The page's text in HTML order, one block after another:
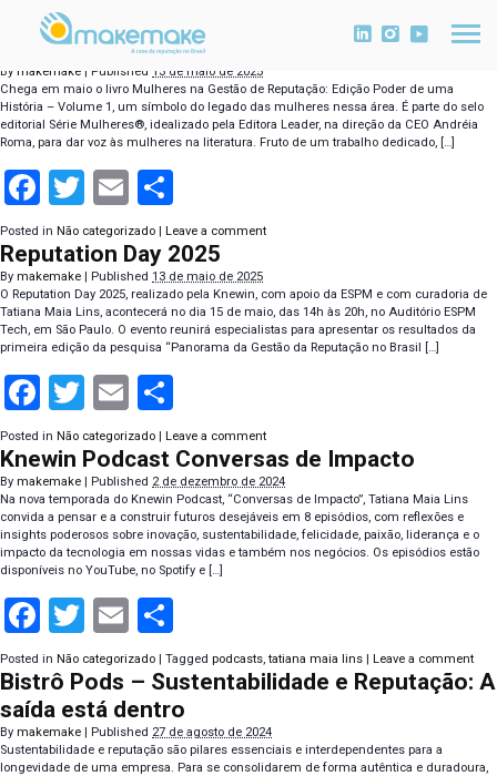
Older posts
Livro Mulheres na Gestão da Reputação
By makemake | Published 13 de maio de 2025
Chega em maio o livro Mulheres na Gestão de Reputação: Edição Poder de uma
História – Volume 1, um símbolo do legado das mulheres nessa área. É parte do selo
editorial Série Mulheres®, idealizado pela Editora Leader, na direção da CEO Andréia
Roma, para dar voz às mulheres na literatura. Fruto de um trabalho dedicado, […]
Facebook
Twitter
Email
Posted in Não categorizado | Leave a comment
Reputation Day 2025
By makemake | Published 13 de maio de 2025
O Reputation Day 2025, realizado pela Knewin, com apoio da ESPM e com curadoria de
Tatiana Maia Lins, acontecerá no dia 15 de maio, das 14h às 20h, no Auditório ESPM
Tech, em São Paulo. O evento reunirá especialistas para apresentar os resultados da
primeira edição da pesquisa “Panorama da Gestão da Reputação no Brasil […]
Facebook
Twitter
Email
Posted in Não categorizado | Leave a comment
Knewin Podcast Conversas de Impacto
By makemake | Published 2 de dezembro de 2024
Na nova temporada do Knewin Podcast, “Conversas de Impacto”, Tatiana Maia Lins
convida a pensar e a construir futuros desejáveis em 8 episódios, com reflexões e
insights poderosos sobre inovação, sustentabilidade, felicidade, paixão, liderança e o
impacto da tecnologia em nossas vidas e também nos negócios. Os episódios estão
disponíveis no YouTube, no Spotify e […]
Facebook
Twitter
Email
Posted in Não categorizado | Tagged podcasts,tatiana maia lins | Leave a comment
Bistrô Pods – Sustentabilidade e Reputação: A
saída está dentro
By makemake | Published 27 de agosto de 2024
Sustentabilidade e reputação são pilares essenciais e interdependentes para a
longevidade de uma empresa. Para se consolidarem de forma autêntica e duradoura,